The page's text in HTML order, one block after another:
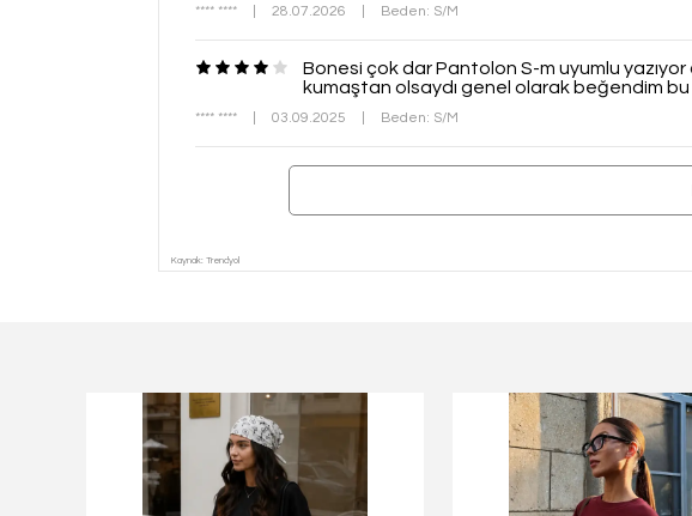
**** **** 28.07.2026 Beden: S/M
Bonesi çok dar Pantolon S-m uyumlu
kumaştan olsaydı genel olarak beğendim
**** **** 03.09.2025 Beden: S/M
Kaynak: Trendyol